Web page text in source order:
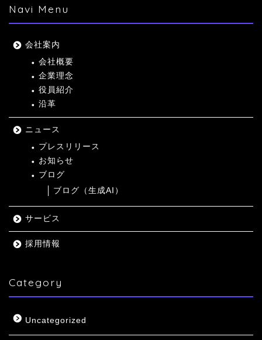
Navi Menu
会社案内
会社概要
企業理念
役員紹介
沿革
ニュース
プレスリリース
お知らせ
ブログ
ブログ（生成AI）
サービス
採用情報
Category
Uncategorized